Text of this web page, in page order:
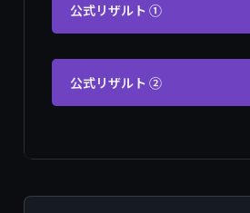
公式リザルト ①
公式リザルト ②